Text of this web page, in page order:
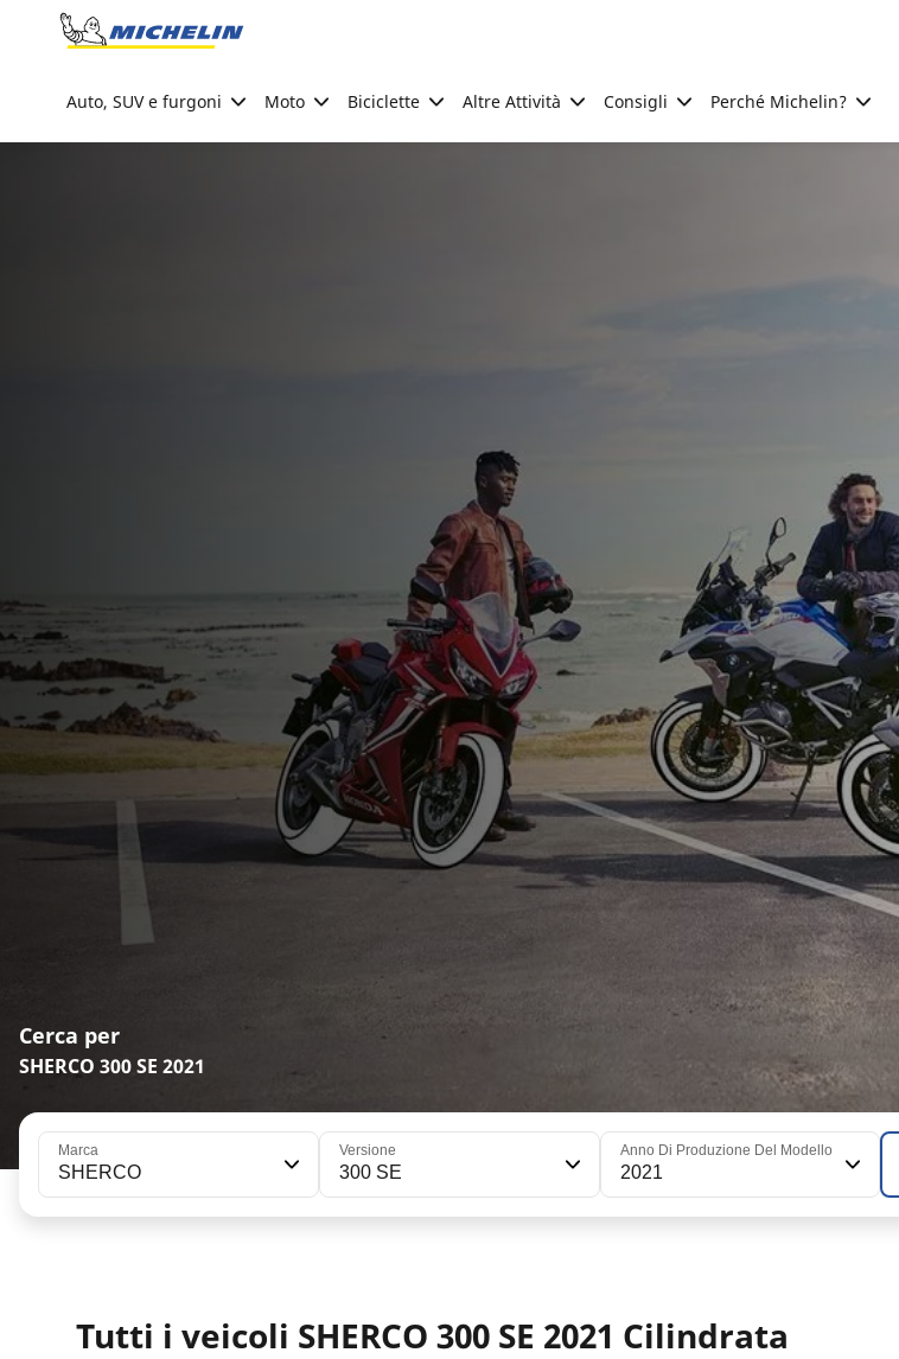
Go to page content
Auto, SUV e furgoni Moto Biciclette Altre Attività Consigli Perché Michelin?
Cerca per
SHERCO 300 SE 2021
Marca
SHERCO
Versione
300 SE
Anno Di Produzione Del Modello
2021
Tutti i veicoli SHERCO 300 SE 2021 Cilindrata